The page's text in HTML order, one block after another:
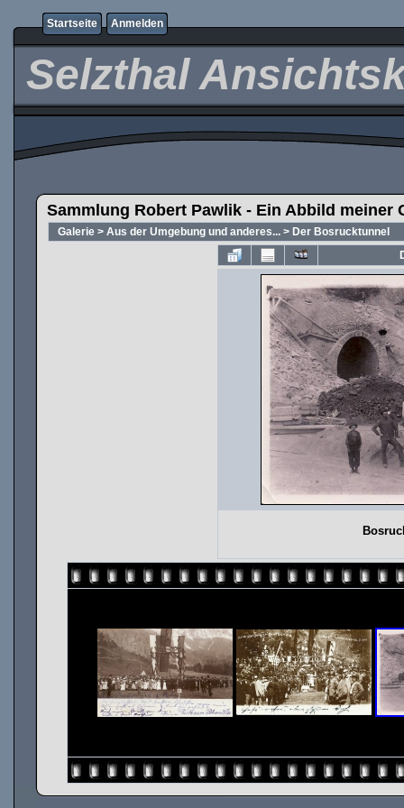
Startseite Anmelden
Selzthal
Sammlung Robert Pawlik - Ein Abbild meiner
Galerie > Aus der Umgebung und anderes... > Der Bosrucktunnel